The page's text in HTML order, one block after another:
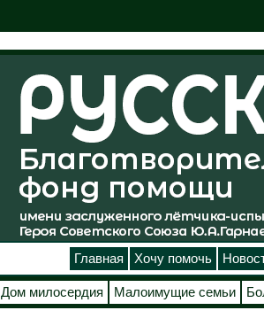
Главная Хочу помочь
Дом милосердия Малоимущие семьи